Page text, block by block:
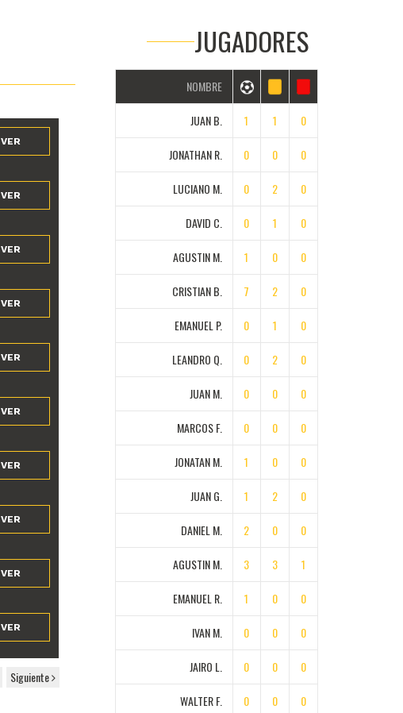
JUGADORES
NOMBRE
JUAN B. 1 1 0
JONATHAN R. 0 0 0
LUCIANO M. 0 2 0
DAVID C. 0 1 0
AGUSTIN M. 1 0 0
CRISTIAN B. 7 2 0
EMANUEL P. 0 1 0
LEANDRO Q. 0 2 0
JUAN M. 0 0 0
MARCOS F. 0 0 0
JONATAN M. 1 0 0
JUAN G. 1 2 0
DANIEL M. 2 0 0
AGUSTIN M. 3 3 1
EMANUEL R. 1 0 0
IVAN M. 0 0 0
JAIRO L. 0 0 0
WALTER F. 0 0 0
VER
VER
VER
VER
VER
VER
VER
VER
VER
VER
Siguiente